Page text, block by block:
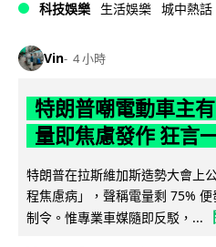
科技娛樂 生活娛樂 城中熱話
Vin 4 小時
特朗普嘲電動車主
量即焦慮發作 狂言
特朗普在拉斯維加斯造勢大會上
程焦慮病」，聲稱電量剩 75%
制令。惟專業車媒隨即反駁，...